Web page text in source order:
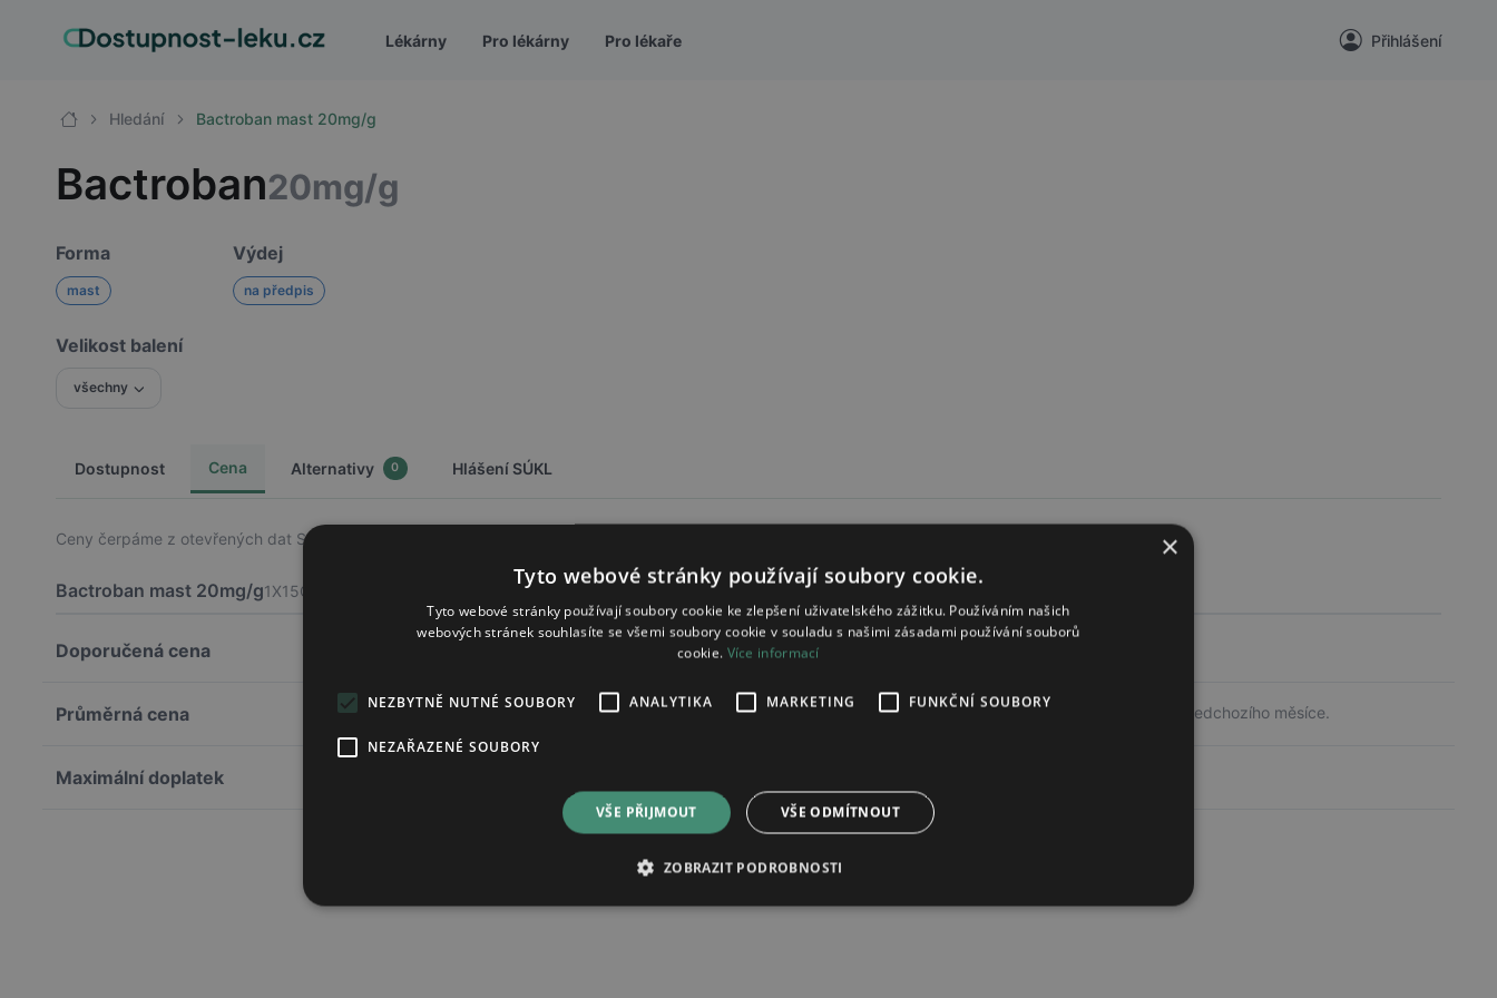
Lékárny Pro lékárny Pro lékaře Přihlášení
Hledání Bactroban mast 20mg/g
Bactroban20mg/g
Forma
mast
Výdej
na předpis
Velikost balení
všechny
Dostupnost Cena Alternativy 0 Hlášení SÚKL
Ceny čerpáme z otevřených dat SÚKL a jsou orientační. Skutečná cena v lékárně se může lišit.
Bactroban mast 20mg/g1X15G
Doporučená cena
Průměrná cena 126,07 Kč Průměrná cena z výdejů předchozího měsíce.
Maximální doplatek
×
Tyto webové stránky používají soubory cookie.
Tyto webové stránky používají soubory cookie ke zlepšení uživatelského zážitku. Používáním našich
webových stránek souhlasíte se všemi soubory cookie v souladu s našimi zásadami používání souborů
cookie. Více informací
NEZBYTNĚ NUTNÉ SOUBORY ANALYTIKA MARKETING FUNKČNÍ SOUBORY
NEZAŘAZENÉ SOUBORY
VŠE PŘIJMOUT VŠE ODMÍTNOUT
ZOBRAZIT PODROBNOSTI